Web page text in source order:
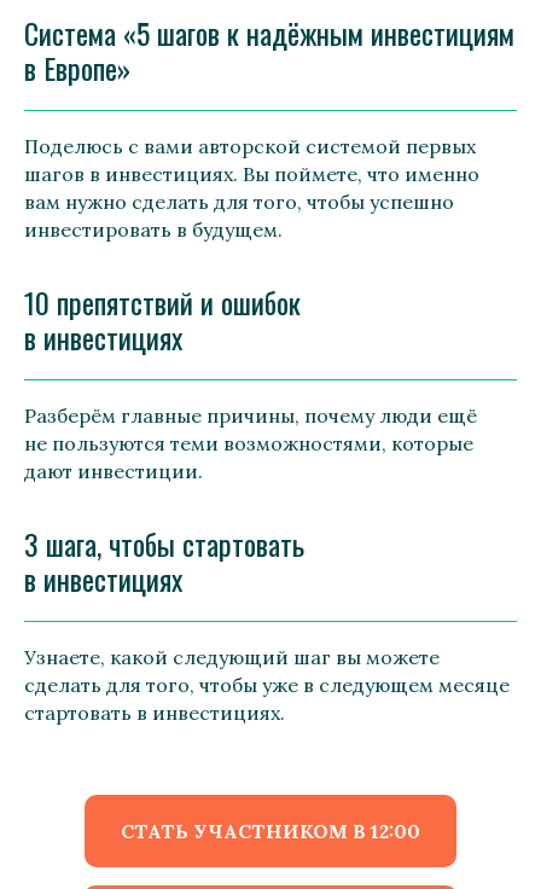
Система «5 шагов к надёжным инвестициям
в Европе»
Поделюсь с вами авторской системой первых
шагов в инвестициях. Вы поймете, что именно
вам нужно сделать для того, чтобы успешно
инвестировать в будущем.
10 препятствий и ошибок
в инвестициях
Разберём главные причины, почему люди ещё
не пользуются теми возможностями, которые
дают инвестиции.
3 шага, чтобы стартовать
в инвестициях
Узнаете, какой следующий шаг вы можете
сделать для того, чтобы уже в следующем месяце
стартовать в инвестициях.
СТАТЬ УЧАСТНИКОМ В 12:00